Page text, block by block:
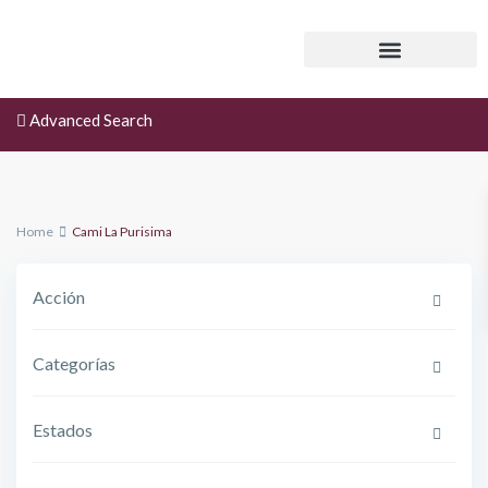
Advanced Search
Home Cami La Purisima
Acción
Categorías
Estados